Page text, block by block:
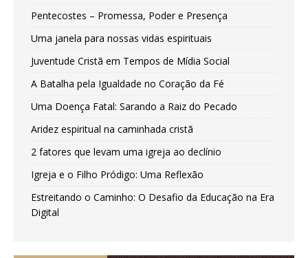
Pentecostes – Promessa, Poder e Presença
Uma janela para nossas vidas espirituais
Juventude Cristã em Tempos de Mídia Social
A Batalha pela Igualdade no Coração da Fé
Uma Doença Fatal: Sarando a Raiz do Pecado
Aridez espiritual na caminhada cristã
2 fatores que levam uma igreja ao declínio
Igreja e o Filho Pródigo: Uma Reflexão
Estreitando o Caminho: O Desafio da Educação na Era
Digital